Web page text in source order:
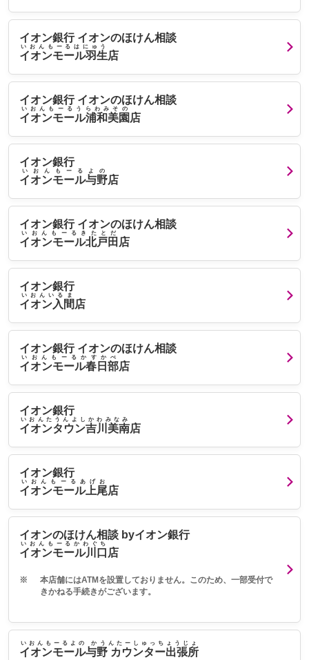
イオン銀行 イオンのほけん相談
イオンモール羽生
いおんもーるはにゅう
店
イオン銀行 イオンのほけん相談
イオンモール浦和美園
いおんもーるうらわみその
店
イオン銀行
イオンモール与野
いおんもーるよの
店
イオン銀行 イオンのほけん相談
イオンモール北戸田
いおんもーるきたとだ
店
イオン銀行
イオン入間
いおんいるま
店
イオン銀行 イオンのほけん相談
イオンモール春日部
いおんもーるかすかべ
店
イオン銀行
イオンタウン吉川美南
いおんたうんよしかわみなみ
店
イオン銀行
イオンモール上尾
いおんもーるあげお
店
イオンのほけん相談 byイオン銀行
イオンモール川口
いおんもーるかわぐち
店
※
本店舗にはATMを設置しておりません。このため、一部受付で
きかねる手続きがございます。
イオンモール与野 カウンター出張所
いおんもーるよの かうんたーしゅっちょうじょ